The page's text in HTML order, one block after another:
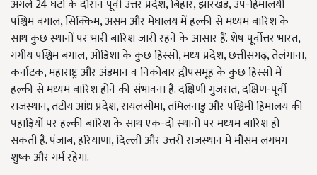
अगले 24 घंटों के दौरान पूर्वी उत्तर प्रदेश, बिहार, झारखंड, उप-हिमालयी
पश्चिम बंगाल, सिक्किम, असम और मेघालय में हल्की से मध्यम बारिश के
साथ कुछ स्थानों पर भारी बारिश जारी रहने के आसार हैं. शेष पूर्वोत्तर भारत,
गंगीय पश्चिम बंगाल, ओडिशा के कुछ हिस्सों, मध्य प्रदेश, छत्तीसगढ़, तेलंगाना,
कर्नाटक, महाराष्ट्र और अंडमान व निकोबार द्वीपसमूह के कुछ हिस्सों में
हल्की से मध्यम बारिश होने की संभावना है. दक्षिणी गुजरात, दक्षिण-पूर्वी
राजस्थान, तटीय आंध्र प्रदेश, रायलसीमा, तमिलनाडु और पश्चिमी हिमालय की
पहाड़ियों पर हल्की बारिश के साथ एक-दो स्थानों पर मध्यम बारिश हो
सकती है. पंजाब, हरियाणा, दिल्ली और उत्तरी राजस्थान में मौसम लगभग
शुष्क और गर्म रहेगा.